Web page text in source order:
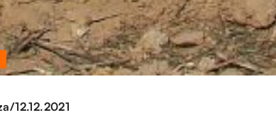
/12.12.2021